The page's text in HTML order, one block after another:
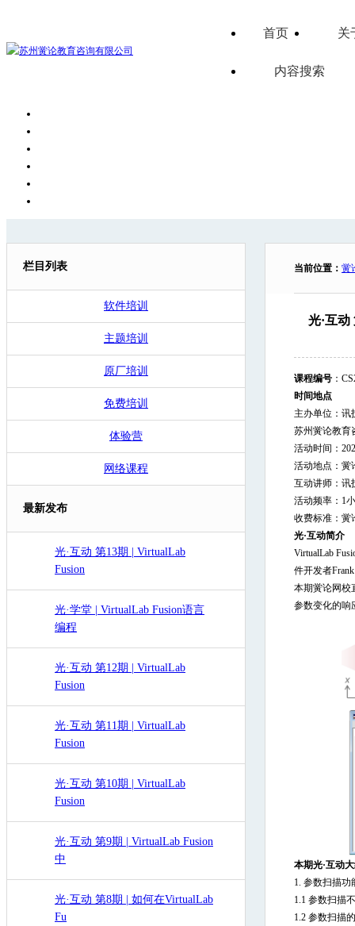
首页 关
内容搜索
栏目列表
软件培训
主题培训
原厂培训
免费培训
体验营
网络课程
最新发布
光·互动 第13期 | VirtualLab
Fusion
光·学堂 | VirtualLab Fusion语言
编程
光·互动 第12期 | VirtualLab
Fusion
光·互动 第11期 | VirtualLab
Fusion
光·互动 第10期 | VirtualLab
Fusion
光·互动 第9期 | VirtualLab Fusion
中
光·互动 第8期 | 如何在VirtualLab
Fu
当前位置： 黉
光·互
课程编号 ：
时间地点
主办单位：讯
苏州黉论教育
活动时间：
活动地点：黉
互动讲师：讯
活动频率：1
收费标准：黉
光·互动简介
VirtualLab
件开发者
本期黉论网校
参数变化的响
本期光·互动
1. 参数扫描功
1.1 参数扫描
1.2 参数扫描